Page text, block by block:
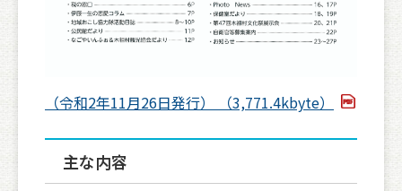
（令和2年11月26日発行） （3,771.4kbyte）
主な内容